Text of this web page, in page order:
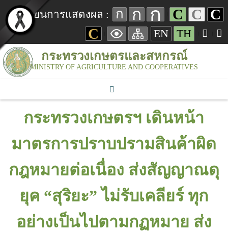
เปลี่ยนการแสดงผล : ก ก ก C C C
C
EN TH
กระทรวงเกษตรและสหกรณ์
MINISTRY OF AGRICULTURE AND COOPERATIVES
กระทรวงเกษตรฯ เดินหน้า
มาตรการปราบปรามสินค้าผิด
กฎหมายต่อเนื่อง ส่งสัญญาณดุ
ยุค “สุริยะ” ไม่รับเคลียร์ ทุก
อย่างเป็นไปตามกฏหมาย ส่ง